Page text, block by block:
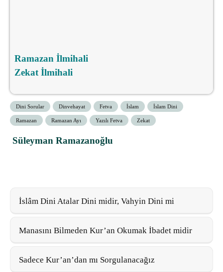
Ramazan İlmihali
Zekat İlmihali
Dini Sorular Dinvehayat Fetva İslam İslam Dini
Ramazan Ramazan Ayı Yazılı Fetva Zekat
Süleyman Ramazanoğlu
İslâm Dini Atalar Dini midir, Vahyin Dini mi
Manasını Bilmeden Kur’an Okumak İbadet midir
Sadece Kur’an’dan mı Sorgulanacağız